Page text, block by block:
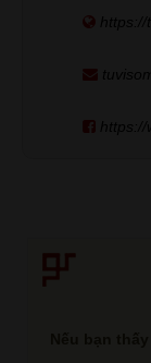
https://
https://